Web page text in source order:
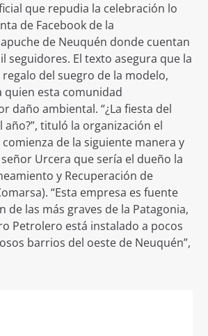
que repudia la celebración lo
de Facebook de la
de Neuquén donde cuentan
seguidores. El texto asegura que la
del suegro de la modelo,
quien esta comunidad
daño ambiental. “¿La fiesta del
tituló la organización el
de la siguiente manera y
Urcera que sería el dueño la
y Recuperación de
“Esta empresa es fuente
de las más graves de la Patagonia,
Petrolero está instalado a pocos
barrios del oeste de Neuquén”,